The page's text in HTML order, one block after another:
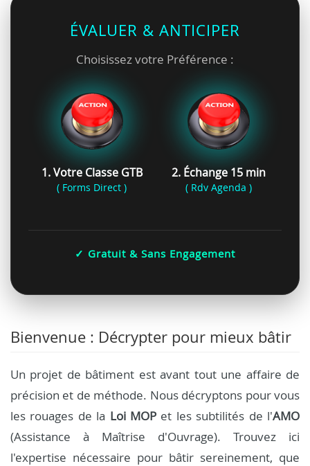
ÉVALUER & ANTICIPER
Choisissez votre Préférence :
1. Votre Classe GTB
( Forms Direct )
2. Échange 15 min
( Rdv Agenda )
✓ Gratuit & Sans Engagement
Bienvenue : Décrypter pour mieux bâtir
Un projet de bâtiment est avant tout une affaire de
précision et de méthode. Nous décryptons pour vous
les rouages de la Loi MOP et les subtilités de l'AMO
(Assistance à Maîtrise d'Ouvrage). Trouvez ici
l'expertise nécessaire pour bâtir sereinement, que